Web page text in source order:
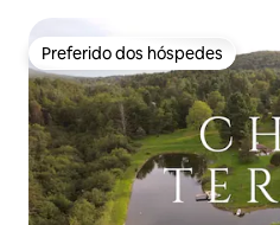
Preferido dos hóspedes
Preferido dos hóspedes